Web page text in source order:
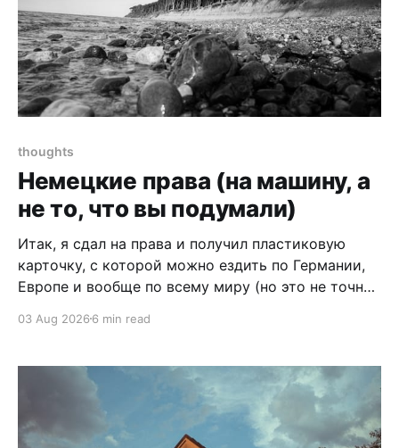
thoughts
Немецкие права (на машину, а
не то, что вы подумали)
Итак, я сдал на права и получил пластиковую
карточку, с которой можно ездить по Германии,
Европе и вообще по всему миру (но это не точно:
права). Это точно не гайд о том, как сдавать на
белорусских прав на
03 Aug 2026 6 min read